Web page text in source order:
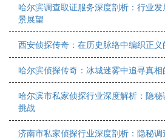
哈尔滨调查取证服务深度剖析：行业
景展望
西安侦探传奇：在历史脉络中编织正义
哈尔滨侦探传奇：冰城迷雾中追寻真
哈尔滨市私家侦探行业深度解析：隐
挑战
济南市私家侦探行业深度剖析：隐秘